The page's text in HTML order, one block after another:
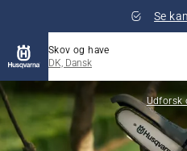
Se
Skov og have
DK, Dansk
Udforsk